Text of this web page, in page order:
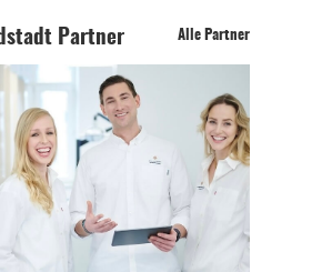
Partner Alle Partner